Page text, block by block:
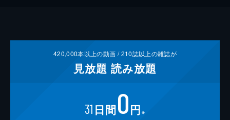
420,000本以上の動画 /210誌以上の雑誌が
見放題 読み放題
31 日間0円 ※